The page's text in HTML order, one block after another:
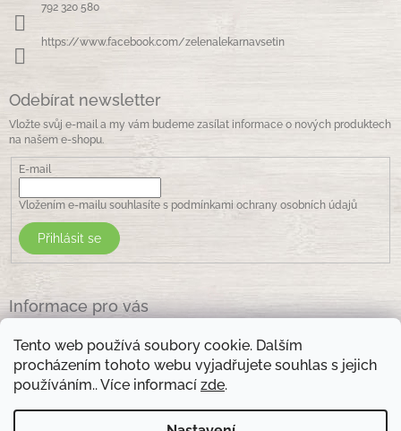
Tento web používá soubory cookie. Dalším
procházením tohoto webu vyjadřujete souhlas s jejich
používáním.. Více informací zde.
792 320 580
https://www.facebook.com/zelenalekarnavsetin
Odebírat newsletter
Vložte svůj e-mail a my vám budeme zasílat informace o nových produktech
na našem e-shopu.
E-mail
Vložením e-mailu souhlasíte s podmínkami ochrany osobních údajů
Přihlásit se
Informace pro vás
Obchodní podmínky
Podmínky ochrany osobních údajů
Kontakty